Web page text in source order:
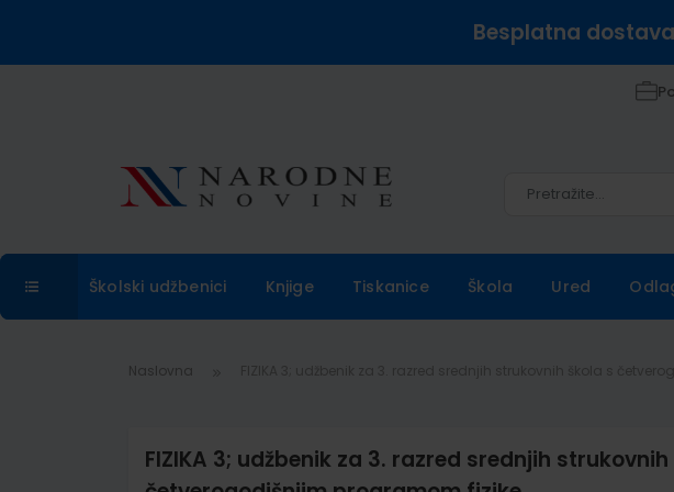
Besplatna
Školski udžbenici Knjige Tiskanice Škola Ured
Naslovna
FIZIKA 3; udžbenik za 3. razred srednjih